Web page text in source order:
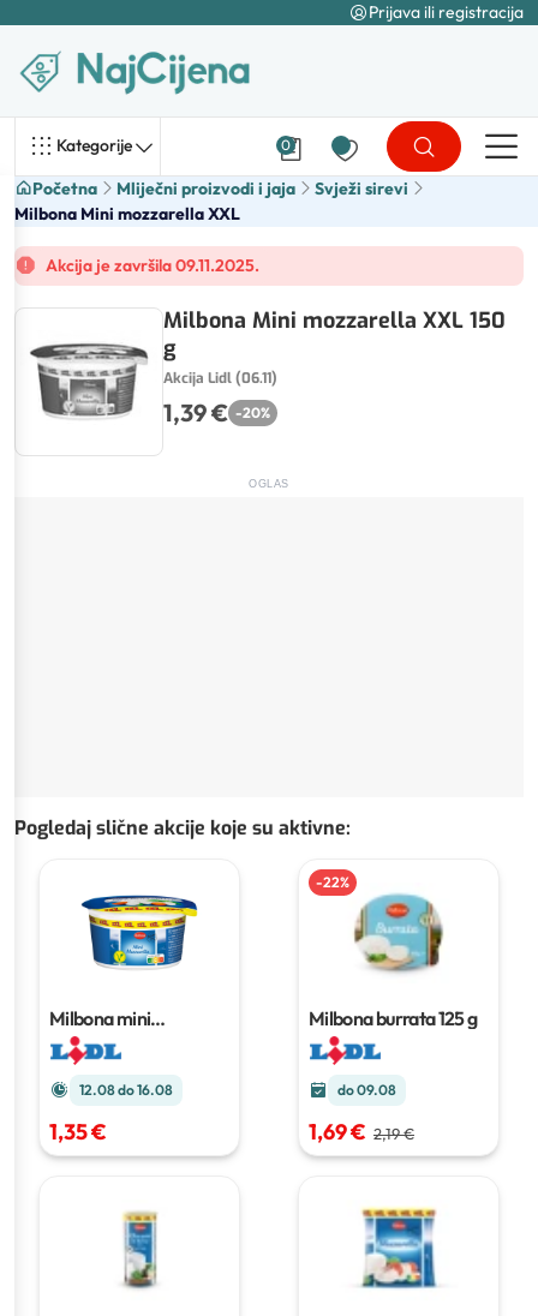
Prijava ili registracija
Kategorije 0
Početna Mliječni proizvodi i jaja
Svježi sirevi
Milbona Mini mozzarella XXL
Akcija je završila 09.11.2025.
Milbona Mini mozzarella XXL 150
g
Akcija Lidl (06.11)
1,39 € -20%
OGLAS
Pogledaj slične akcije koje su aktivne:
Milbona mini
mozzarella XXL
12.08 do 16.08
1,35 €
-22%
Milbona burrata125 g
do 09.08
1,69 € 2,19 €